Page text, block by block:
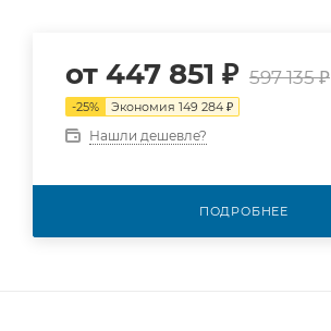
от 447 851 ₽ 597 135 ₽
-25% Экономия 149 284 ₽
Нашли дешевле?
ПОДРОБНЕЕ